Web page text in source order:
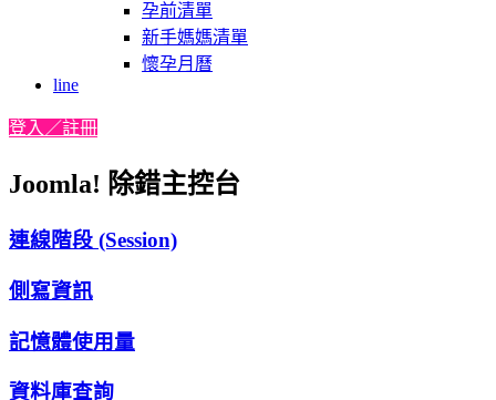
孕前清單
新手媽媽清單
懷孕月曆
line
登入／註冊
Joomla! 除錯主控台
連線階段 (Session)
側寫資訊
記憶體使用量
資料庫查詢